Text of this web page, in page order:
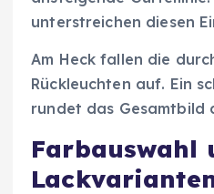
unterstreichen diesen
Am Heck fallen die
Rückleuchten auf. Ein
rundet das Gesamtbild
Farbauswahl